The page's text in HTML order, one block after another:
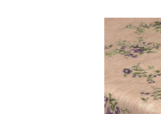
Bildergalerie